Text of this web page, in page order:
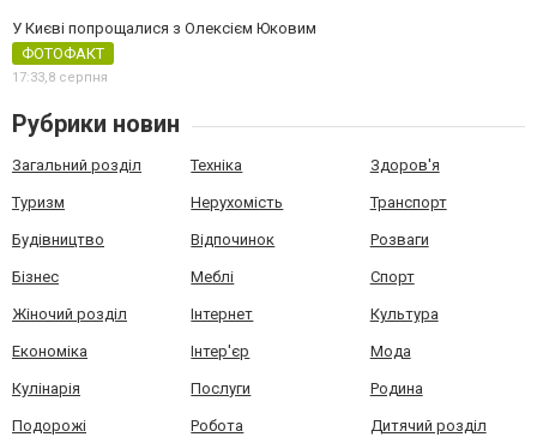
У Києві попрощалися з Олексієм Юковим
ФОТОФАКТ
17:33,8 серпня
Рубрики новин
Загальний розділ Техніка Здоров'я
Туризм Нерухомість Транспорт
Будівництво Відпочинок Розваги
Бізнес Меблі Спорт
Жіночий розділ Інтернет Культура
Економіка Інтер'єр Мода
Кулінарія Послуги Родина
Подорожі Робота Дитячий розділ